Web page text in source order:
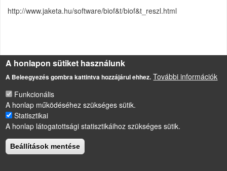
http://www.jaketa.hu/software/biof&t/biof&t_reszl.html
Forrás
http://www.jaketa.hu/software
LÁBLÉC
Impresszum
Sütikezelési szabályzat
Drupalalapú webhely
A honlapon sütiket használunk
A Beleegyezés gombra kattintva hozzájárul ehhez. További információk
Funkcionális
A honlap működéséhez szükséges sütik.
Statisztikai
A honlap látogatottsági statisztikáihoz szükséges sütik.
Beállítások mentése